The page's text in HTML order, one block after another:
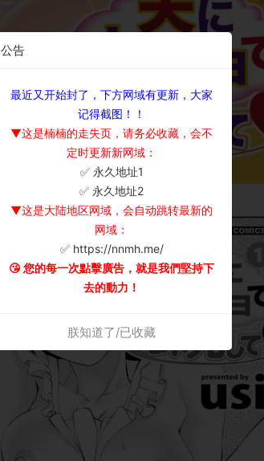
公告
最近又开始封了，下方网域有更新，大家
记得截图！！
▼这是楠楠的走失页，请务必收藏，会不
定时更新新网域：
✅ 永久地址1
✅ 永久地址2
▼这是大陆地区网域，会自动跳转最新的
网域：
✅ https://nnmh.me/
😘 您的每一次點擊廣告，就是我們堅持下
去的動力！
朕知道了/已收藏